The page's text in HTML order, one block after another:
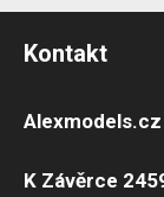
Kontakt
Alexmodels.cz
K Závěrce